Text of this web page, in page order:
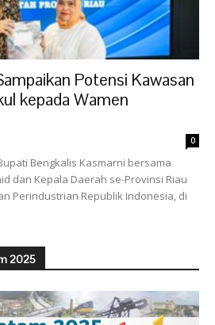
Potensi Kawasan
kepada Wamen
0
Bengkalis Kasmarni bersama
dan Kepala Daerah se-Provinsi Riau
Perindustrian Republik Indonesia, di
2025